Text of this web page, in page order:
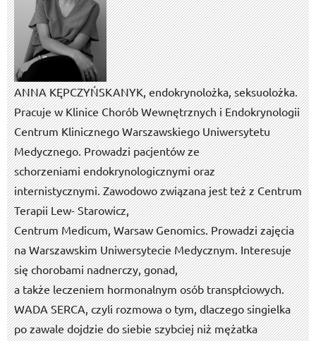
ANNA KĘPCZYŃSKA­NYK, endokrynolożka, seksuolożka.
Pracuje w Klinice Chorób Wewnętrznych i Endokrynologii
Centrum Klinicznego Warszawskiego Uniwersytetu
Medycznego. Prowadzi pacjentów ze
schorzeniami endokrynologicznymi oraz
internistycznymi. Zawodowo związana jest też z Centrum
Terapii Lew- Starowicz,
Centrum Medicum, Warsaw Genomics. Prowadzi zajęcia
na Warszawskim Uniwersytecie Medycznym. Interesuje
się chorobami nadnerczy, gonad,
a także leczeniem hormonalnym osób transpłciowych.
WADA SERCA, czyli rozmowa o tym, dlaczego singielka
po zawale dojdzie do siebie szybciej niż mężatka